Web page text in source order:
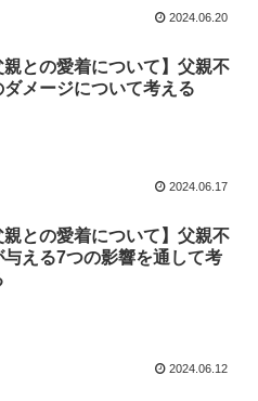
2024.06.20
親との愛着について】父親不
ダメージについて考える
2024.06.17
親との愛着について】父親不
与える7つの影響を通して考
2024.06.12